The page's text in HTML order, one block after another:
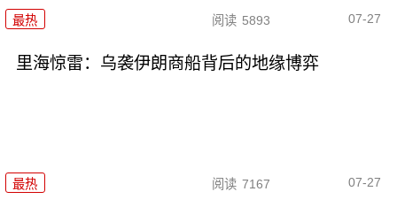
最热 阅读 5893 07-27
里海惊雷：乌袭伊朗商船背后的地缘博弈
最热 阅读 7167 07-27